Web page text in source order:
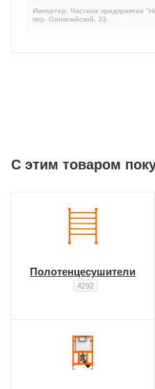
Импортер: Частное предприятие
пер. Олимпийский, 33.
C этим товаром
Полотенцесушители
4292